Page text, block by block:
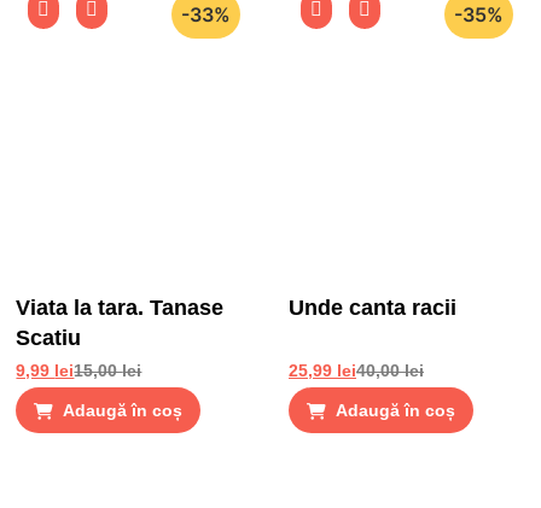
-33%
Viata la tara. Tanase
Scatiu
15,00lei
9,99 lei
Adaugă în coș
-35%
Unde canta racii
40,00lei
25,99 lei
Adaugă în coș